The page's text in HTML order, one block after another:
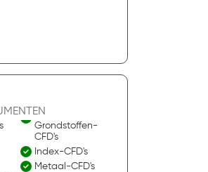
Grondstoffen-
CFD's
Index-CFD's
Metaal-CFD's